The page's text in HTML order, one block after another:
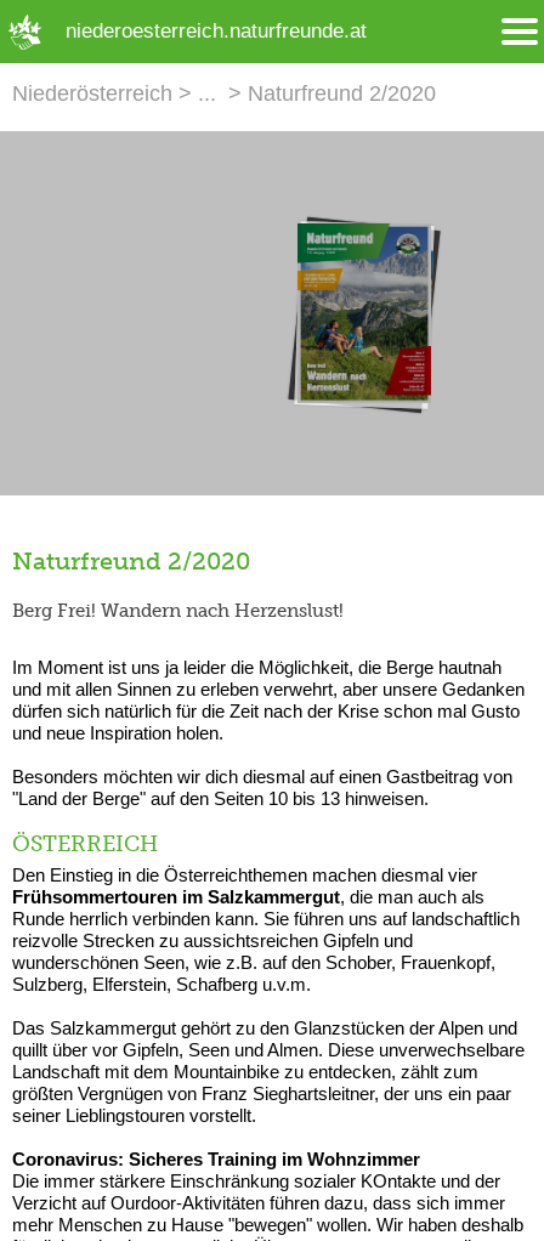
niederoesterreich.naturfreunde.at
Niederösterreich Naturfreund 2/2020
Naturfreund 2/2020
Berg Frei! Wandern nach Herzenslust!
Im Moment ist uns ja leider die Möglichkeit, die Berge hautnah
und mit allen Sinnen zu erleben verwehrt, aber unsere Gedanken
dürfen sich natürlich für die Zeit nach der Krise schon mal Gusto
und neue Inspiration holen.
Besonders möchten wir dich diesmal auf einen Gastbeitrag von
"Land der Berge" auf den Seiten 10 bis 13 hinweisen.
ÖSTERREICH
Den Einstieg in die Österreichthemen machen diesmal vier
Frühsommertouren im Salzkammergut, die man auch als
Runde herrlich verbinden kann. Sie führen uns auf landschaftlich
reizvolle Strecken zu aussichtsreichen Gipfeln und
wunderschönen Seen, wie z.B. auf den Schober, Frauenkopf,
Sulzberg, Elferstein, Schafberg u.v.m.
Das Salzkammergut gehört zu den Glanzstücken der Alpen und
quillt über vor Gipfeln, Seen und Almen. Diese unverwechselbare
Landschaft mit dem Mountainbike zu entdecken, zählt zum
größten Vergnügen von Franz Sieghartsleitner, der uns ein paar
seiner Lieblingstouren vorstellt.
Coronavirus: Sicheres Training im Wohnzimmer
Die immer stärkere Einschränkung sozialer KOntakte und der
Verzicht auf Ourdoor-Aktivitäten führen dazu, dass sich immer
mehr Menschen zu Hause "bewegen" wollen. Wir haben deshalb